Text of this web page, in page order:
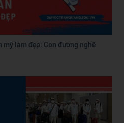
mỹ làm đẹp: Con đường nghề